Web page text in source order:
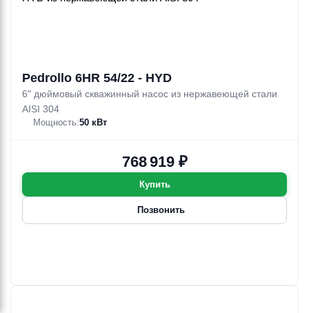
Pedrollo 6HR 54/22 - HYD
6" дюймовый скважинный насос из нержавеющей стали
AISI 304
Мощность:50 кВт
768 919 ₽
Купить
Позвонить